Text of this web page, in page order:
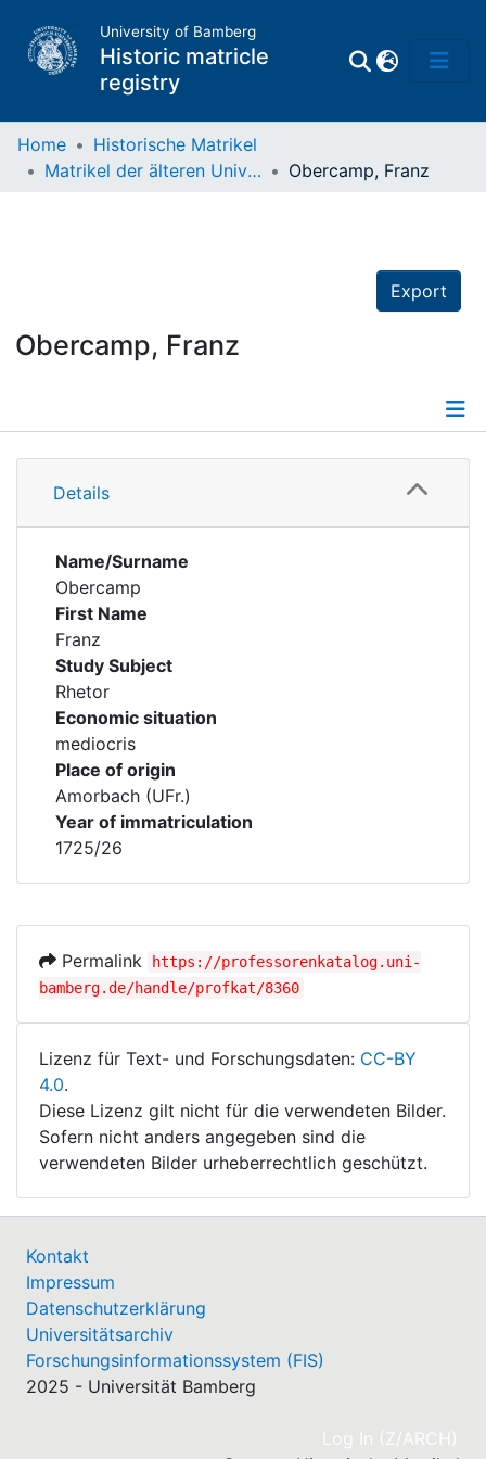
University of Bamberg
Historic matricle
registry
Home
Historische Matrikel
Matrikel der älteren Universität
Obercamp, Franz
Export
Obercamp, Franz
Details
Details
Name/Surname
Obercamp
First Name
Franz
Study Subject
Rhetor
Economic situation
mediocris
Place of origin
Amorbach (UFr.)
Year of immatriculation
1725/26
Permalink
https://professorenkatalog.uni-
bamberg.de/handle/profkat/8360
Lizenz für Text- und Forschungsdaten: CC-BY
4.0.
Diese Lizenz gilt nicht für die verwendeten Bilder.
Sofern nicht anders angegeben sind die
verwendeten Bilder urheberrechtlich geschützt.
Kontakt
Impressum
Datenschutzerklärung
Universitätsarchiv
Forschungsinformationssystem (FIS)
2025 - Universität Bamberg
Log In (Z/ARCH)